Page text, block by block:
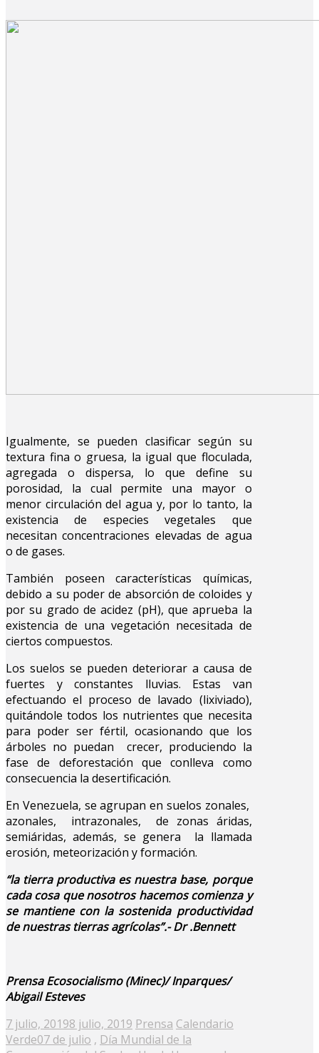
Igualmente, se pueden clasificar según su
textura fina o gruesa, la igual que floculada,
agregada o dispersa, lo que define su
porosidad, la cual permite una mayor o
menor circulación del agua y, por lo tanto, la
existencia de especies vegetales que
necesitan concentraciones elevadas de agua
o de gases.
También poseen características químicas,
debido a su poder de absorción de coloides y
por su grado de acidez (pH), que aprueba la
existencia de una vegetación necesitada de
ciertos compuestos.
Los suelos se pueden deteriorar a causa de
fuertes y constantes lluvias. Estas van
efectuando el proceso de lavado (lixiviado),
quitándole todos los nutrientes que necesita
para poder ser fértil, ocasionando que los
árboles no puedan crecer, produciendo la
fase de deforestación que conlleva como
consecuencia la desertificación.
En Venezuela, se agrupan en suelos zonales,
azonales, intrazonales, de zonas áridas,
semiáridas, además, se genera la llamada
erosión, meteorización y formación.
“la tierra productiva es nuestra base, porque
cada cosa que nosotros hacemos comienza y
se mantiene con la sostenida productividad
de nuestras tierras agrícolas”.- Dr .Bennett
Prensa Ecosocialismo (Minec)/ Inparques/
Abigail Esteves
Posted
on
7 julio, 20198 julio, 2019 Prensa Calendario
Verde07 de julio , Día Mundial de la